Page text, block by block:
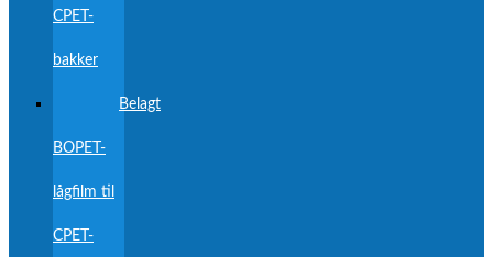
CPET-
bakker
Belagt
BOPET-
lågfilm til
CPET-